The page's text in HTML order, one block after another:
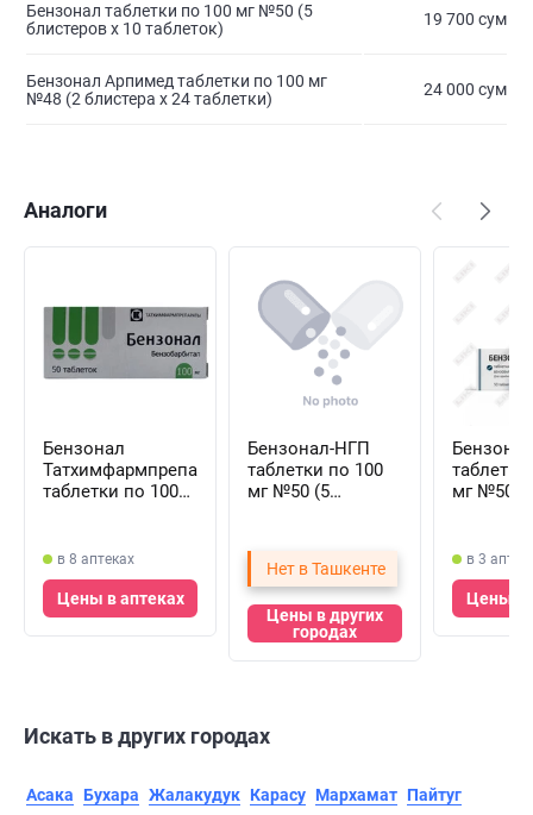
Бензонал таблетки по 100 мг №50 (5
блистеров x 10 таблеток)
19 700 сум
Бензонал Арпимед таблетки по 100 мг
№48 (2 блистера х 24 таблетки)
24 000 сум
Аналоги
Бензонал
Татхимфармпрепараты
таблетки по 100
таблеток)
в 8 аптеках
Цены в аптеках
Бензонал-НГП
таблетки по 100
мг №50 (5
Нет в Ташкенте
Цены в других
городах
мг №50 (5
в 3
Цены в
Искать в других городах
Асака Бухара Жалакудук Карасу Мархамат Пайтуг